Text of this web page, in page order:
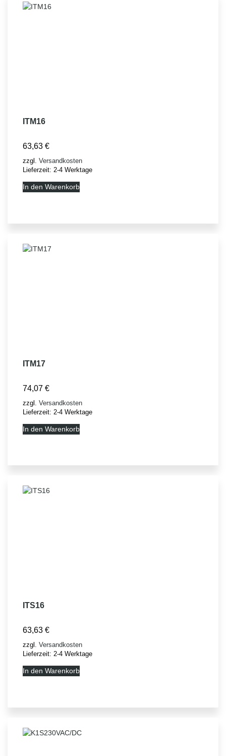
ITM16
63,63 €
zzgl. Versandkosten
Lieferzeit: 2-4 Werktage
In den Warenkorb
ITM17
74,07 €
zzgl. Versandkosten
Lieferzeit: 2-4 Werktage
In den Warenkorb
ITS16
63,63 €
zzgl. Versandkosten
Lieferzeit: 2-4 Werktage
In den Warenkorb